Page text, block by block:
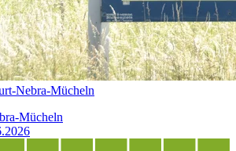
Nebra-Mücheln
Mücheln